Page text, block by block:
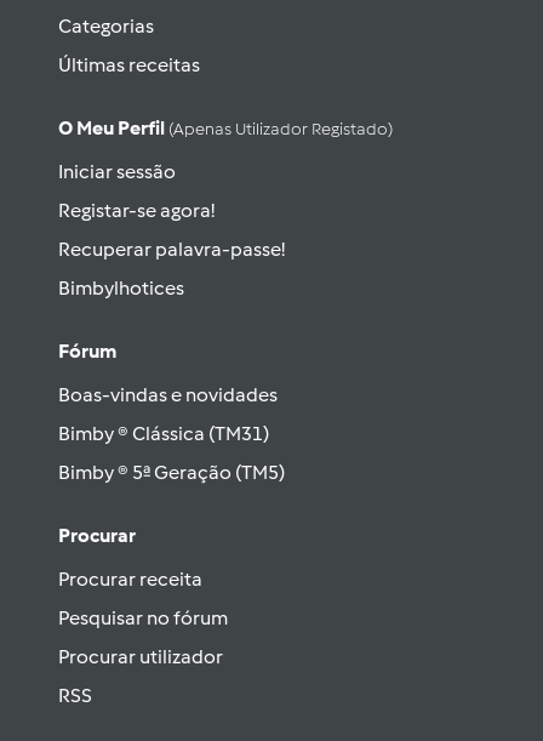
Categorias
Últimas receitas
O Meu Perfil (apenas Utilizador Registado)
Iniciar sessão
Registar-se agora!
Recuperar palavra-passe!
Bimbylhotices
Fórum
Boas-vindas e novidades
Bimby ® Clássica (TM31)
Bimby ® 5ª Geração (TM5)
Procurar
Procurar receita
Pesquisar no fórum
Procurar utilizador
RSS